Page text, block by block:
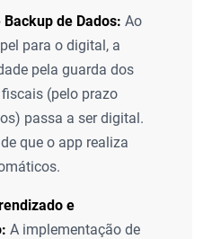
de Dados: Ao
para o digital, a
pela guarda dos
(pelo prazo
passa a ser digital.
que o app realiza
e
A implementação de